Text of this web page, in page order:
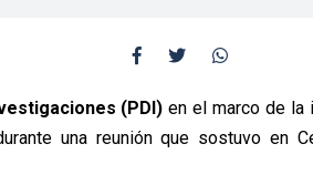
(PDI) en el marco de la
una reunión que sostuvo en